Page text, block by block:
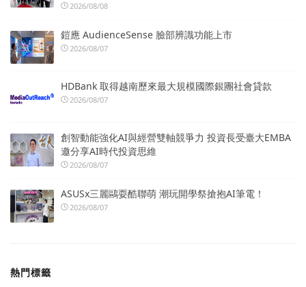
2026/08/08
鎧應 AudienceSense 臉部辨識功能上市
2026/08/07
HDBank 取得越南歷來最大規模國際銀團社會貸款
2026/08/07
創智動能強化AI與經營雙軸競爭力 投資長受臺大EMBA
邀分享AI時代投資思維
2026/08/07
ASUSx三麗鷗耍酷聯萌 潮玩開學祭搶抱AI筆電！
2026/08/07
熱門標籤